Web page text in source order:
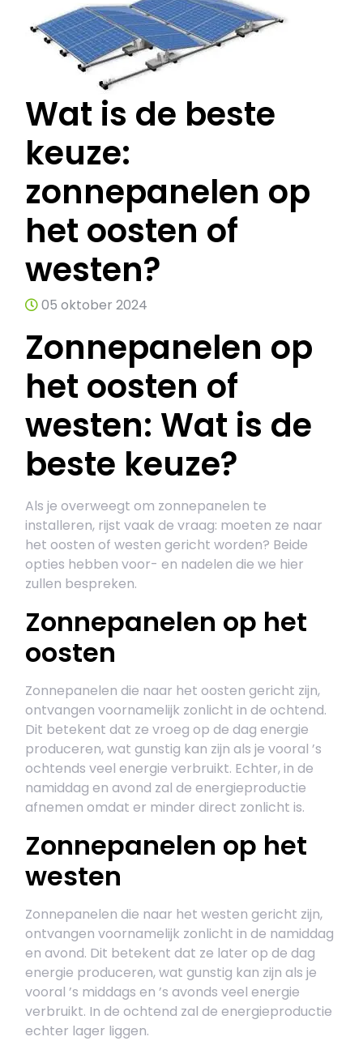
Wat is de beste
keuze:
zonnepanelen op
het oosten of
westen?
05 oktober 2024
Zonnepanelen op
het oosten of
westen: Wat is de
beste keuze?
Als je overweegt om zonnepanelen te
installeren, rijst vaak de vraag: moeten ze naar
het oosten of westen gericht worden? Beide
opties hebben voor- en nadelen die we hier
zullen bespreken.
Zonnepanelen op het
oosten
Zonnepanelen die naar het oosten gericht zijn,
ontvangen voornamelijk zonlicht in de ochtend.
Dit betekent dat ze vroeg op de dag energie
produceren, wat gunstig kan zijn als je vooral ’s
ochtends veel energie verbruikt. Echter, in de
namiddag en avond zal de energieproductie
afnemen omdat er minder direct zonlicht is.
Zonnepanelen op het
westen
Zonnepanelen die naar het westen gericht zijn,
ontvangen voornamelijk zonlicht in de namiddag
en avond. Dit betekent dat ze later op de dag
energie produceren, wat gunstig kan zijn als je
vooral ’s middags en ’s avonds veel energie
verbruikt. In de ochtend zal de energieproductie
echter lager liggen.